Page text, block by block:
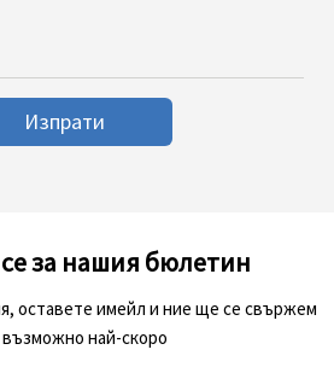
Изпрати
за нашия бюлетин
оставете имейл и ние ще се свържем
възможно най-скоро